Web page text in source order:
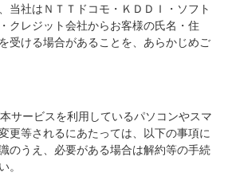
当社はＮＴＴドコモ・ＫＤＤＩ・ソフト
クレジット会社からお客様の氏名・住
受ける場合があることを、あらかじめご
サービスを利用しているパソコンやスマ
更等されるにあたっては、以下の事項に
のうえ、必要がある場合は解約等の手続
。